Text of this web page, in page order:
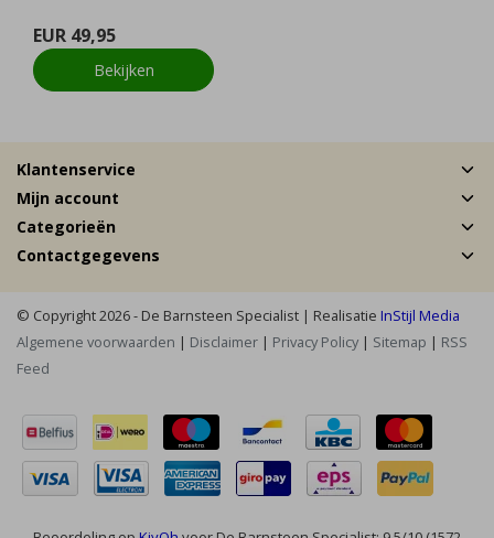
EUR 49,95
Bekijken
Klantenservice
Mijn account
Categorieën
Contactgegevens
© Copyright 2026 - De Barnsteen Specialist | Realisatie InStijl Media
Algemene voorwaarden | Disclaimer | Privacy Policy | Sitemap | RSS
Feed